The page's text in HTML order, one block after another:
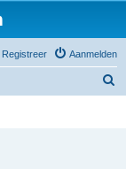
Aanmelden
Registreer